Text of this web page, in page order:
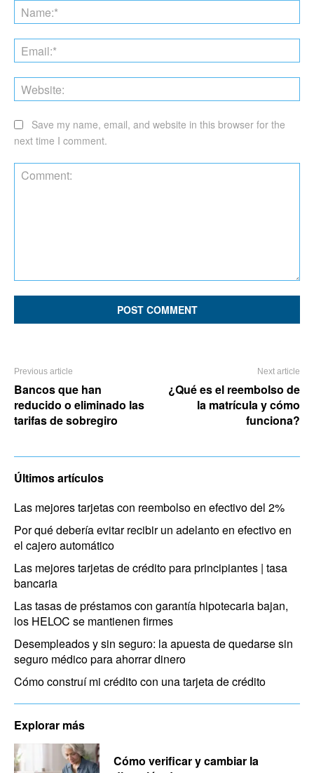
Save my name, email, and website in this browser for the
next time I comment.
Previous article
Bancos que han
reducido o eliminado las
tarifas de sobregiro
Next article
¿Qué es el reembolso de
la matrícula y cómo
funciona?
Últimos artículos
Las mejores tarjetas con reembolso en efectivo del 2%
Por qué debería evitar recibir un adelanto en efectivo en
el cajero automático
Las mejores tarjetas de crédito para principiantes | tasa
bancaria
Las tasas de préstamos con garantía hipotecaria bajan,
los HELOC se mantienen firmes
Desempleados y sin seguro: la apuesta de quedarse sin
seguro médico para ahorrar dinero
Cómo construí mi crédito con una tarjeta de crédito
Explorar más
Cómo verificar y cambiar la